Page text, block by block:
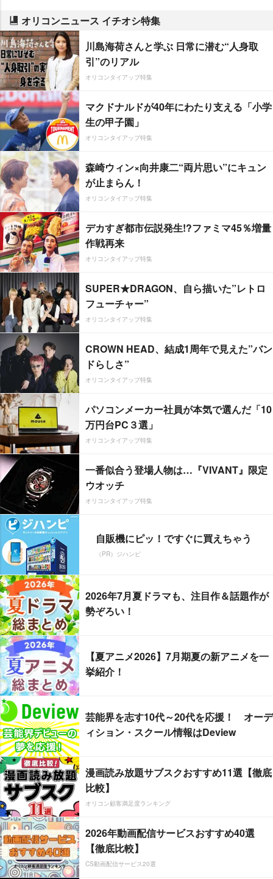
オリコンニュース イチオシ特集
川島海荷さんと学ぶ 日常に潜む“人身取
引”のリアル
オリコンタイアップ特集
マクドナルドが40年にわたり支える「小学
生の甲子園」
オリコンタイアップ特集
森崎ウィン×向井康二“両片思い”にキュン
が止まらん！
オリコンタイアップ特集
デカすぎ都市伝説発生!?ファミマ45％増量
作戦再来
オリコンタイアップ特集
SUPER★DRAGON、自ら描いた”レトロ
フューチャー”
オリコンタイアップ特集
CROWN HEAD、結成1周年で見えた”バン
ドらしさ”
オリコンタイアップ特集
パソコンメーカー社員が本気で選んだ「10
万円台PC３選」
オリコンタイアップ特集
一番似合う登場人物は…『VIVANT』限定
ウオッチ
オリコンタイアップ特集
自販機にピッ！ですぐに買えちゃう
（PR）ジハンピ
2026年7月夏ドラマも、注目作＆話題作が
勢ぞろい！
【夏アニメ2026】7月期夏の新アニメを一
挙紹介！
芸能界を志す10代～20代を応援！ オーデ
ィション・スクール情報はDeview
漫画読み放題サブスクおすすめ11選【徹底
比較】
オリコン顧客満足度ランキング
2026年動画配信サービスおすすめ40選
【徹底比較】
CS動画配信サービス20選